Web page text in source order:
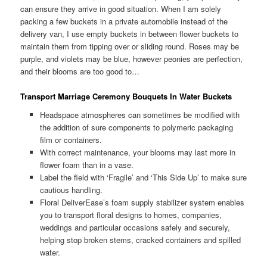
can ensure they arrive in good situation. When I am solely
packing a few buckets in a private automobile instead of the
delivery van, I use empty buckets in between flower buckets to
maintain them from tipping over or sliding round. Roses may be
purple, and violets may be blue, however peonies are perfection,
and their blooms are too good to…
Transport Marriage Ceremony Bouquets In Water Buckets
Headspace atmospheres can sometimes be modified with
the addition of sure components to polymeric packaging
film or containers.
With correct maintenance, your blooms may last more in
flower foam than in a vase.
Label the field with ‘Fragile’ and ‘This Side Up’ to make sure
cautious handling.
Floral DeliverEase’s foam supply stabilizer system enables
you to transport floral designs to homes, companies,
weddings and particular occasions safely and securely,
helping stop broken stems, cracked containers and spilled
water.